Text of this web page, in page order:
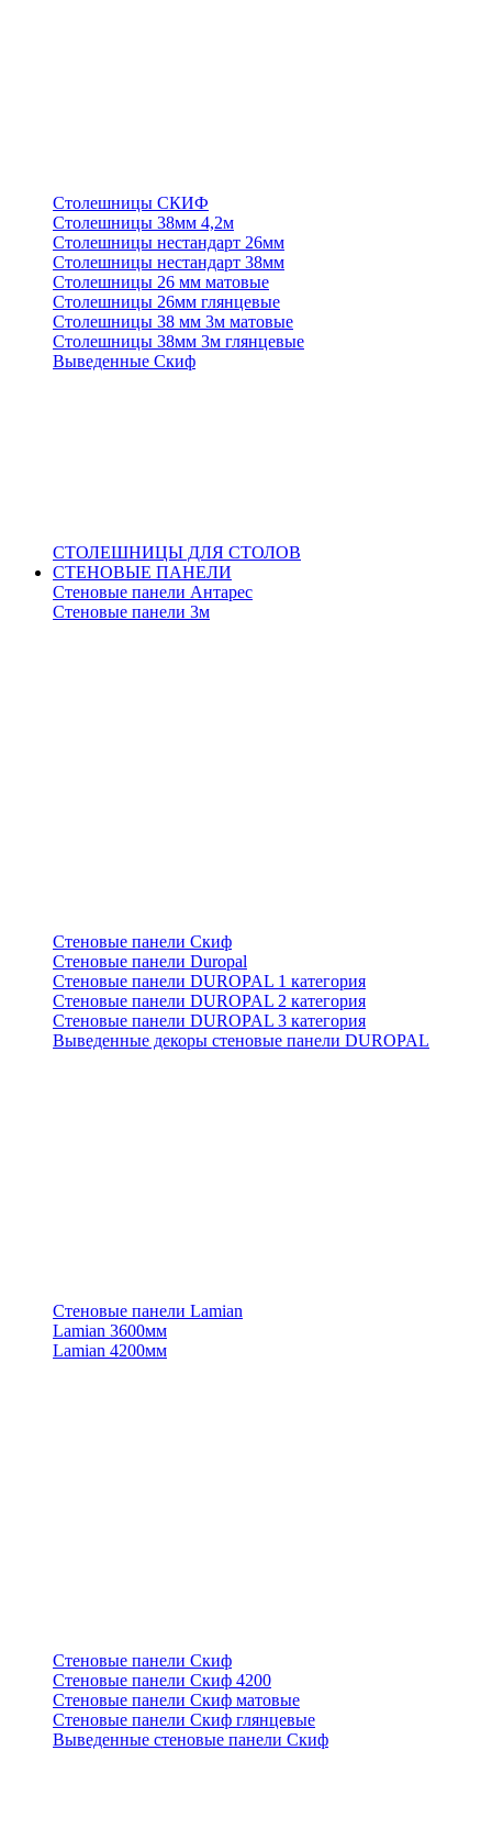
Столешницы СКИФ
Столешницы 38мм 4,2м
Столешницы нестандарт 26мм
Столешницы нестандарт 38мм
Столешницы 26 мм матовые
Столешницы 26мм глянцевые
Столешницы 38 мм 3м матовые
Столешницы 38мм 3м глянцевые
Выведенные Скиф
СТОЛЕШНИЦЫ ДЛЯ СТОЛОВ
СТЕНОВЫЕ ПАНЕЛИ
Стеновые панели Антарес
Стеновые панели 3м
Стеновые панели Скиф
Стеновые панели Duropal
Стеновые панели DUROPAL 1 категория
Стеновые панели DUROPAL 2 категория
Стеновые панели DUROPAL 3 категория
Выведенные декоры стеновые панели DUROPAL
Стеновые панели Lamian
Lamian 3600мм
Lamian 4200мм
Стеновые панели Скиф
Стеновые панели Скиф 4200
Стеновые панели Скиф матовые
Стеновые панели Скиф глянцевые
Выведенные стеновые панели Скиф